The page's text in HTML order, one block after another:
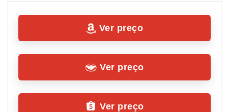
Ver preço
Ver preço
Ver preço